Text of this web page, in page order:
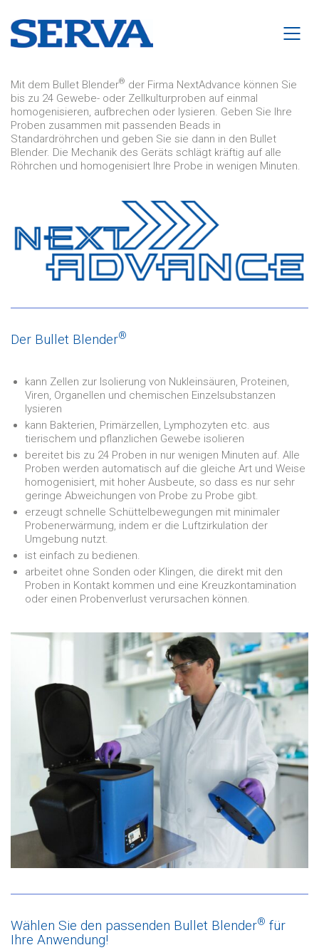
Mit dem Bullet Blender® der Firma NextAdvance können Sie
bis zu 24 Gewebe- oder Zellkulturproben auf einmal
homogenisieren, aufbrechen oder lysieren. Geben Sie Ihre
Proben zusammen mit passenden Beads in
Standardröhrchen und geben Sie sie dann in den Bullet
Blender. Die Mechanik des Geräts schlägt kräftig auf alle
Röhrchen und homogenisiert Ihre Probe in wenigen Minuten.
Der Bullet Blender®
kann Zellen zur Isolierung von Nukleinsäuren, Proteinen,
Viren, Organellen und chemischen Einzelsubstanzen
lysieren
kann Bakterien, Primärzellen, Lymphozyten etc. aus
tierischem und pflanzlichen Gewebe isolieren
bereitet bis zu 24 Proben in nur wenigen Minuten auf. Alle
Proben werden automatisch auf die gleiche Art und Weise
homogenisiert, mit hoher Ausbeute, so dass es nur sehr
geringe Abweichungen von Probe zu Probe gibt.
erzeugt schnelle Schüttelbewegungen mit minimaler
Probenerwärmung, indem er die Luftzirkulation der
Umgebung nutzt.
ist einfach zu bedienen.
arbeitet ohne Sonden oder Klingen, die direkt mit den
Proben in Kontakt kommen und eine Kreuzkontamination
oder einen Probenverlust verursachen können.
Wählen Sie den passenden Bullet Blender® für
Ihre Anwendung!